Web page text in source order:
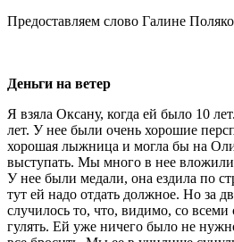
Предоставляем слово Галине
Деньги на ветер
Я взяла Оксану, когда ей было 10
лет. У нее были очень хорошие
хорошая лыжница и могла бы на
выступать. Мы много в нее
У нее были медали, она ездила по
тут ей надо отдать должное. Но за
случилось то, что, видимо, со
гулять. Ей уже ничего было не